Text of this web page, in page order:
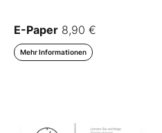
E-Paper 8,90 €
Mehr Informationen